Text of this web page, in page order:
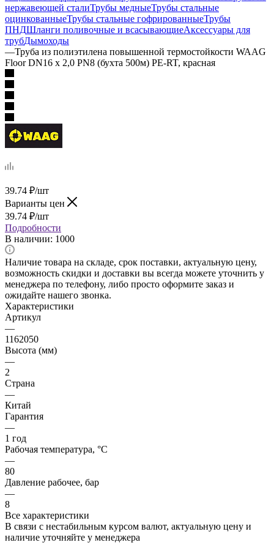
нержавеющей сталиТрубы медныеТрубы стальные
оцинкованныеТрубы стальные гофрированныеТрубы
ПНДШланги поливочные и всасывающиеАксессуары для
трубДымоходы
—Труба из полиэтилена повышенной термостойкости WAAG
Floor DN16 x 2,0 PN8 (бухта 500м) PE-RT, красная
39.74 ₽/шт
Варианты цен
39.74 ₽/шт
Подробности
В наличии: 1000
Наличие товара на складе, срок поставки, актуальную цену,
возможность скидки и доставки вы всегда можете уточнить у
менеджера по телефону, либо просто оформите заказ и
ожидайте нашего звонка.
Характеристики
Артикул
—
1162050
Высота (мм)
—
2
Страна
—
Китай
Гарантия
—
1 год
Рабочая температура, °C
—
80
Давление рабочее, бар
—
8
Все характеристики
В связи с нестабильным курсом валют, актуальную цену и
наличие уточняйте у менеджера